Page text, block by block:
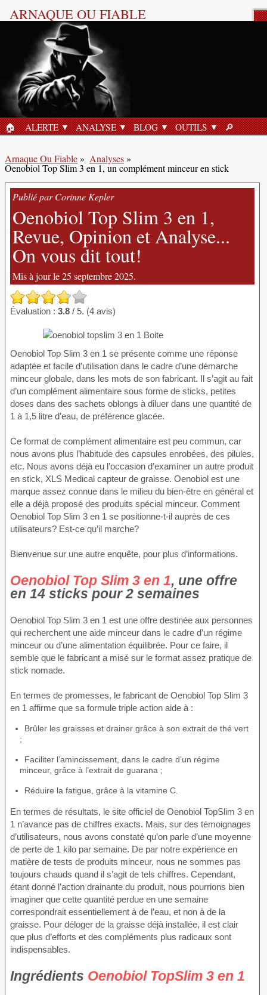
ARNAQUE OU FIABLE
ACCUEIL
🏠︎ ALERTE ANALYSE BLOG OUTILS 🔎︎
Arnaque Ou Fiable» Analyses»
Oenobiol Top Slim 3 en 1, un complément minceur en stick
Publié par Corinne Kepler
Oenobiol Top Slim 3 en 1,
Revue, Opinion et Analyse...
On vous dit tout!
Mis à jour le 25 septembre 2025.
Évaluation : 3.8 / 5. (4 avis)
Oenobiol Top Slim 3 en 1 se présente comme une réponse
adaptée et facile d’utilisation dans le cadre d’une démarche
minceur globale, dans les mots de son fabricant. Il s’agit au fait
d’un complément alimentaire sous forme de sticks, petites
doses dans des sachets oblongs à diluer dans une quantité de
1 à 1,5 litre d’eau, de préférence glacée.
Ce format de complément alimentaire est peu commun, car
nous avons plus l’habitude des capsules enrobées, des pilules,
etc. Nous avons déjà eu l’occasion d’examiner un autre produit
en stick, XLS Medical capteur de graisse. Oenobiol est une
marque assez connue dans le milieu du bien-être en général et
elle a déjà proposé des produits spécial minceur. Comment
Oenobiol Top Slim 3 en 1 se positionne-t-il auprès de ces
utilisateurs? Est-ce qu’il marche?
Bienvenue sur une autre enquête, pour plus d’informations.
Oenobiol Top Slim 3 en 1, une offre
en 14 sticks pour 2 semaines
Oenobiol Top Slim 3 en 1 est une offre destinée aux personnes
qui recherchent une aide minceur dans le cadre d’un régime
minceur ou d’une alimentation équilibrée. Pour ce faire, il
semble que le fabricant a misé sur le format assez pratique de
stick nomade.
En termes de promesses, le fabricant de Oenobiol Top Slim 3
en 1 affirme que sa formule triple action aide à :
Brûler les graisses et drainer grâce à son extrait de thé vert
;
Faciliter l’amincissement, dans le cadre d’un régime
minceur, grâce à l’extrait de guarana ;
Réduire la fatigue, grâce à la vitamine C.
En termes de résultats, le site officiel de Oenobiol TopSlim 3 en
1 n’avance pas de chiffres exacts. Mais, sur des témoignages
d’utilisateurs, nous avons constaté qu’on parle d’une moyenne
de perte de 1 kilo par semaine. De par notre expérience en
matière de tests de produits minceur, nous ne sommes pas
toujours chauds quand il s’agit de tels chiffres. Cependant,
étant donné l’action drainante du produit, nous pourrions bien
imaginer que cette quantité perdue en une semaine
correspondrait essentiellement à de l’eau, et non à de la
graisse. Pour déloger de la graisse déjà installée, il est clair
que plus d’efforts et des compléments plus radicaux sont
indispensables.
Ingrédients Oenobiol TopSlim 3 en 1